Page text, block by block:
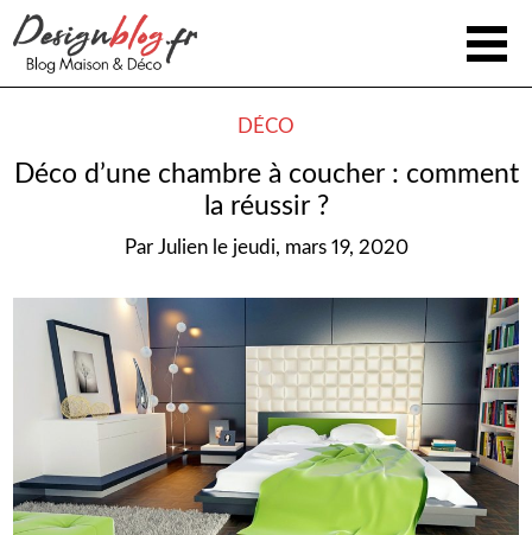
DÉCO
Déco d’une chambre à coucher : comment
la réussir ?
Par Julien le jeudi, mars 19, 2020